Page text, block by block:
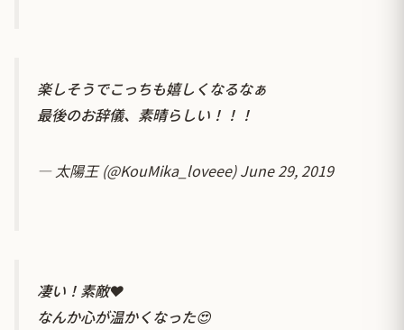
楽しそうでこっちも嬉しくなるなぁ
最後のお辞儀、素晴らしい！！！
— 太陽王 (@KouMika_loveee)June 29, 2019
凄い！素敵❤︎
なんか心が温かくなった😍